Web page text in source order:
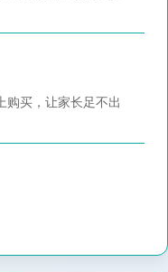
购买，让家长足不出